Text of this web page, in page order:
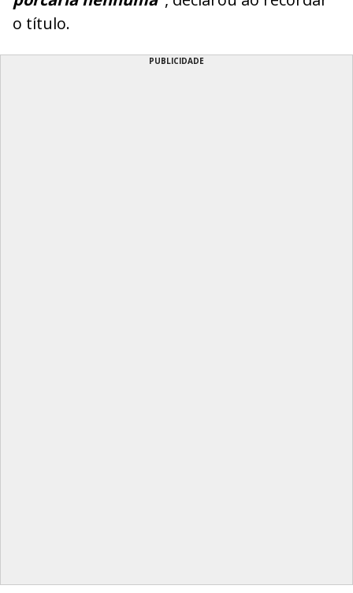
o título.
PUBLICIDADE